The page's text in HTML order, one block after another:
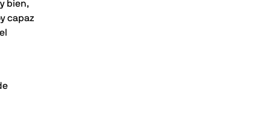
bien,
capaz